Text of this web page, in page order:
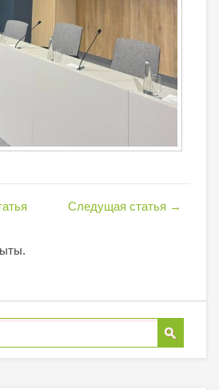
Следущая статья →